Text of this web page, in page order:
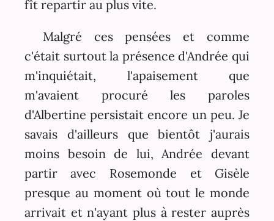
fît repartir au plus vite.
Malgré ces pensées et comme
c'était surtout la présence d'Andrée qui
m'inquiétait, l'apaisement que
m'avaient procuré les paroles
d'Albertine persistait encore un peu. Je
savais d'ailleurs que bientôt j'aurais
moins besoin de lui, Andrée devant
partir avec Rosemonde et Gisèle
presque au moment où tout le monde
arrivait et n'ayant plus à rester auprès